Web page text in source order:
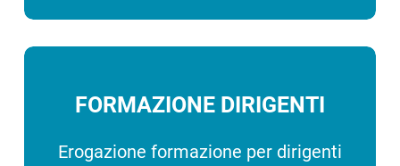
FORMAZIONE DIRIGENTI
Erogazione formazione per dirigenti